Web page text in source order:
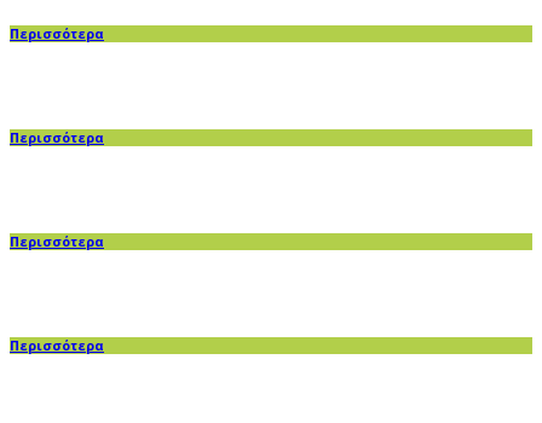
Περισσότερα
Περισσότερα
Περισσότερα
Περισσότερα